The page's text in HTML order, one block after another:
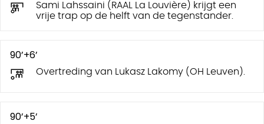
Sami Lahssaini (RAAL La Louvière) krijgt een
vrije trap op de helft van de tegenstander.
90’+6’
Overtreding van Lukasz Lakomy (OH Leuven).
90’+5’